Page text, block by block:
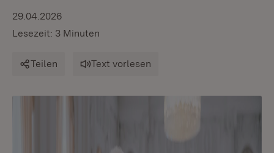
29.04.2026
Lesezeit: 3 Minuten
Teilen Text vorlesen